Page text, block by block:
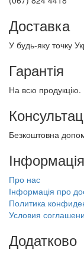
Доставка
У будь-яку точку
Гарантія
На всю продукцію.
Безкоштовна
Інформація
Про нас
Інформація про
Политика
Условия
Додатково